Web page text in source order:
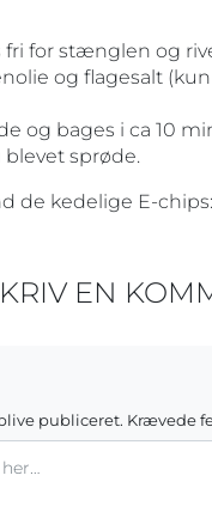
for stænglen og
og flagesalt
og bages i ca 10
sprøde.
de kedelige E-
EN
publiceret. Krævede